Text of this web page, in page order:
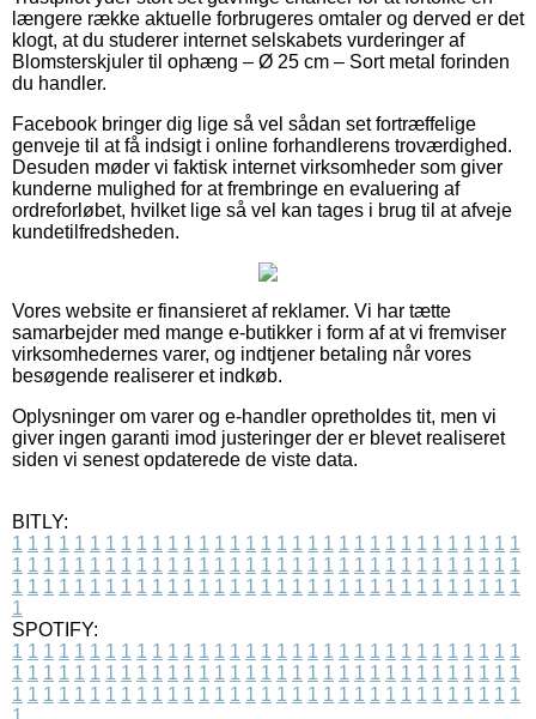
længere række aktuelle forbrugeres omtaler og derved er det
klogt, at du studerer internet selskabets vurderinger af
Blomsterskjuler til ophæng – Ø 25 cm – Sort metal forinden
du handler.
Facebook bringer dig lige så vel sådan set fortræffelige
genveje til at få indsigt i online forhandlerens troværdighed.
Desuden møder vi faktisk internet virksomheder som giver
kunderne mulighed for at frembringe en evaluering af
ordreforløbet, hvilket lige så vel kan tages i brug til at afveje
kundetilfredsheden.
Vores website er finansieret af reklamer. Vi har tætte
samarbejder med mange e-butikker i form af at vi fremviser
virksomhedernes varer, og indtjener betaling når vores
besøgende realiserer et indkøb.
Oplysninger om varer og e-handler opretholdes tit, men vi
giver ingen garanti imod justeringer der er blevet realiseret
siden vi senest opdaterede de viste data.
BITLY:
1 1 1 1 1 1 1 1 1 1 1 1 1 1 1 1 1 1 1 1 1 1 1 1 1 1 1 1 1 1 1 1 1
1 1 1 1 1 1 1 1 1 1 1 1 1 1 1 1 1 1 1 1 1 1 1 1 1 1 1 1 1 1 1 1 1
1 1 1 1 1 1 1 1 1 1 1 1 1 1 1 1 1 1 1 1 1 1 1 1 1 1 1 1 1 1 1 1 1
1
SPOTIFY:
1 1 1 1 1 1 1 1 1 1 1 1 1 1 1 1 1 1 1 1 1 1 1 1 1 1 1 1 1 1 1 1 1
1 1 1 1 1 1 1 1 1 1 1 1 1 1 1 1 1 1 1 1 1 1 1 1 1 1 1 1 1 1 1 1 1
1 1 1 1 1 1 1 1 1 1 1 1 1 1 1 1 1 1 1 1 1 1 1 1 1 1 1 1 1 1 1 1 1